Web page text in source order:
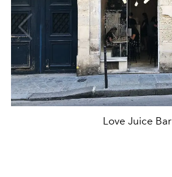
Love Juice Bar